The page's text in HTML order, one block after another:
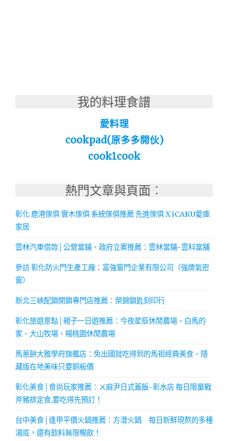
我的料理食譜
愛料理
cookpad(原多多開伙)
cook1cook
熱門文章與頁面︰
彰化 鹿港傢俱 實木傢俱 系統傢俱推薦 先進傢俱 X iCAKU愛庫
家居
雲林汽車借款│公營當鋪、政府立案推薦：雲林當鋪-雲科當舖
參訪 彰化防火門生產工廠：富強窗門企業有限公司（強牌氣密
窗）
新北三峽配鎖開鎖專門店推薦：榮錦鎖匙刻印行
彰化旅遊景點│親子一日遊推薦：今夜星辰休閒農場、白馬的
家、大山牧場、楊桃園休閒農場
馬蔥餅大雅學府旗艦店：免出國就吃得到的馬祖經典美食、隱
藏版在地美味只要銅板價
彰化美食│食尚玩家推薦：ㄨ麻尹日式蓋飯-彰水店 每日限量戰
斧豬排定食,要吃得先預訂！
台中美食│逢甲平價火鍋推薦：方澄火鍋 每日新鮮現熬的多種
湯底，還有飲料無限暢飲！